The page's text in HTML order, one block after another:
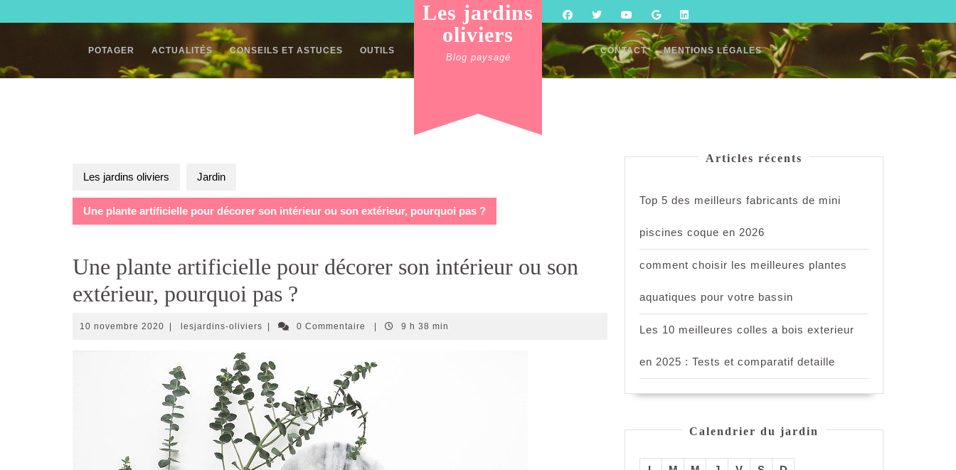
to
POTAGER ACTUALITÉS CONSEILS ET ASTUCES OUTILS
Les jardins
oliviers
Blog paysagé
CONTACT MENTIONS LÉGALES
Les jardins oliviers Jardin
Une plante artificielle pour décorer son intérieur ou son extérieur, pourquoi pas ?
Une plante artificielle pour décorer son intérieur ou son
extérieur, pourquoi pas ?
10 novembre 2020 10
lesjardins-olivierslesjardins-0 Commentaire 9 h 38 min
Articles récents
Top 5 des meilleurs fabricants de mini
piscines coque en 2026
comment choisir les meilleures plantes
aquatiques pour votre bassin
Les 10 meilleures colles a bois exterieur
en 2025 : Tests et comparatif detaille
Calendrier du jardin